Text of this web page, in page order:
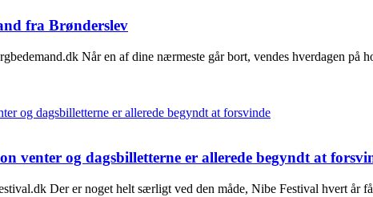
fra Brønderslev
Når en af dine nærmeste går bort, vendes hverdagen på
venter og dagsbilletterne er allerede begyndt at
Der er noget helt særligt ved den måde, Nibe Festival hvert år